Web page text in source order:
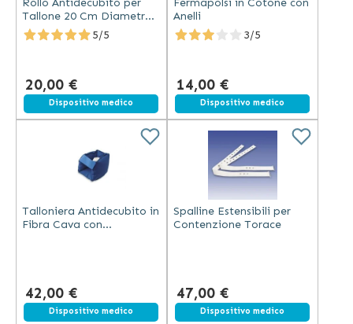
Tallone 20 Cm Diametro
Interno 7Cm 5/5
20,00 €
Dispositivo medico
Anelli
3/5
14,00 €
Spedizione gratuita
Dispositivo medico
Talloniera Antidecubito in
Fibra Cava con
42,00 €
Dispositivo medico
Spalline Estensibili per
Contenzione Torace
47,00 €
Dispositivo medico